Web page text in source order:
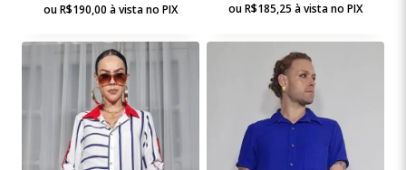
ouR$190,00 à vista no PIX
ouR$185,25 à vista no PIX